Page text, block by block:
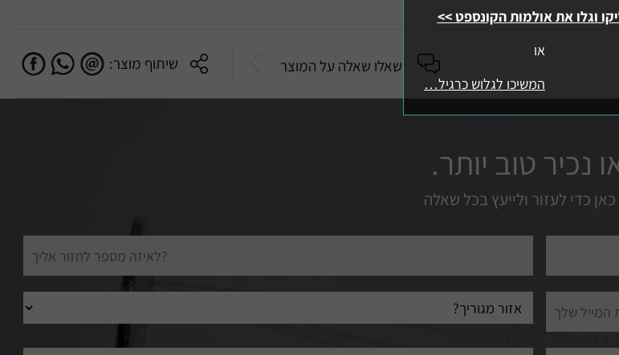
שאלו שאלה על המוצר שיתוף מוצר:
נכיר טוב יותר.
כדי לעזור ולייעץ בכל שאלה
עיר
מגורים
וגלו את אולמות הקונספט >>
או
המשיכו לגלוש כרגיל…